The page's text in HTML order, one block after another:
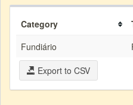
Category
Fundiário
Export to CSV